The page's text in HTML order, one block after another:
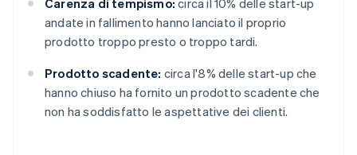
Carenza di tempismo: circa il 10% delle start-up
andate in fallimento hanno lanciato il proprio
prodotto troppo presto o troppo tardi.
Prodotto scadente: circa l'8% delle start-up che
hanno chiuso ha fornito un prodotto scadente che
non ha soddisfatto le aspettative dei clienti.